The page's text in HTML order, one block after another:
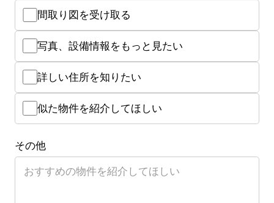
間取り図を受け取る
写真、設備情報をもっと見たい
詳しい住所を知りたい
似た物件を紹介してほしい
その他